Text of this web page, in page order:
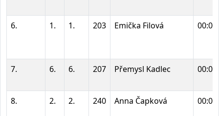
6. 1. 1. 203 Emička Filová
7. 6. 6. 207 Přemysl Kadlec
8. 2. 2. 240 Anna Čapková